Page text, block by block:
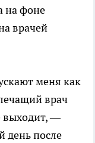
на фоне
врачей
меня как
врач
выходит, —
день после